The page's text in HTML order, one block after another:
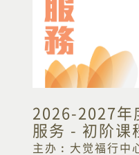
2026-2027年
服务 - 初阶课
主办︰大觉福行中